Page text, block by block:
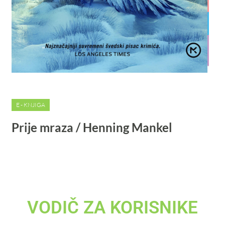
E - KNJIGA
Prije mraza / Henning Mankel
VODIČ ZA KORISNIKE